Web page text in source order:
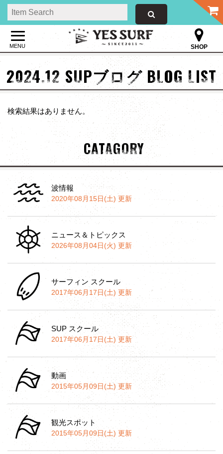
MENU SHOP
2024.12 SUPブログ BLOG LIST
検索結果はありません。
CATAGORY
波情報
2020年08月15日(土) 更新
ニュース＆トピックス
2026年08月04日(火) 更新
サーフィン スクール
2017年06月17日(土) 更新
SUP スクール
2017年06月17日(土) 更新
動画
2015年05月09日(土) 更新
観光スポット
2015年05月09日(土) 更新